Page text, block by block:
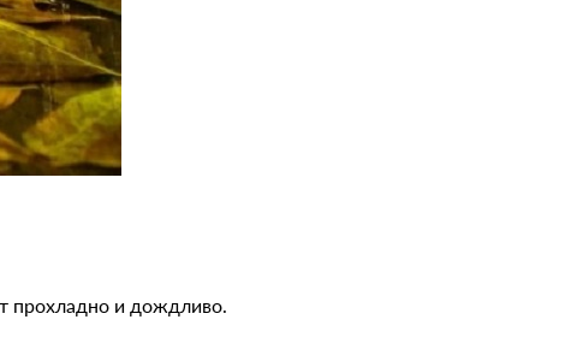
прохладно и дождливо.